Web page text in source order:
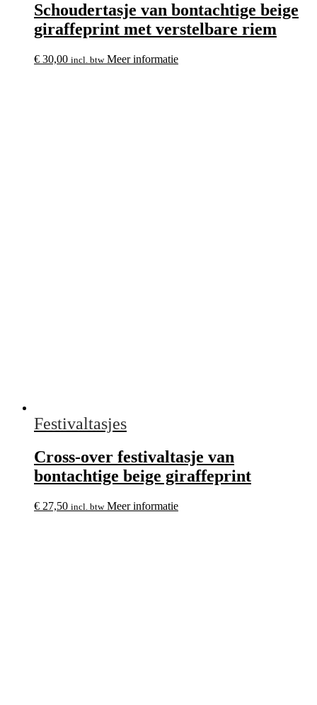
Schoudertasje van bontachtige beige
giraffeprint met verstelbare riem
€ 30,00 incl. btw Meer informatie
Festivaltasjes
Cross-over festivaltasje van
bontachtige beige giraffeprint
€ 27,50 incl. btw Meer informatie